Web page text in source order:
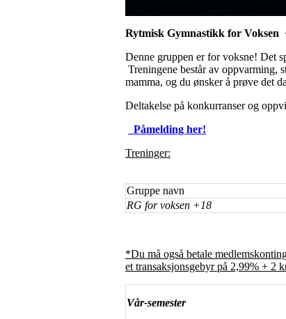
Rytmisk Gymnastikk for Voksen
Denne gruppen er for voksne! Det
Treningene består av oppvarming,
mamma, og du ønsker å prøve det
Deltakelse på konkurranser og
Påmelding her!
Treninger:
Gruppe navn
RG for voksen +18
*Du må også betale
et transaksjonsgebyr på 2,99% + 2
Vår-semester